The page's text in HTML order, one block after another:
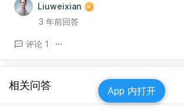
Liuweixian
3 年前回答
评论 1
相关问答 App 内打开